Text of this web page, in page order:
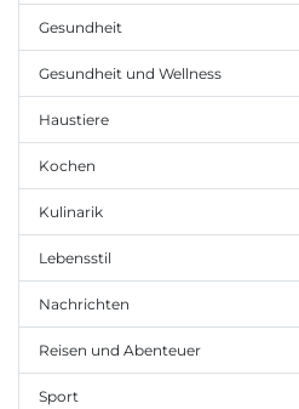
Gesundheit
Gesundheit und Wellness
Haustiere
Kochen
Kulinarik
Lebensstil
Nachrichten
Reisen und Abenteuer
Sport